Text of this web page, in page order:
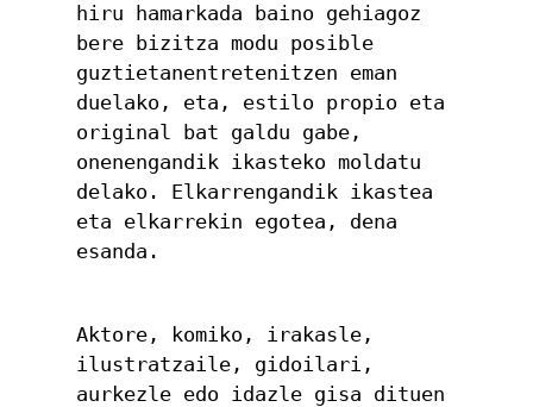
hiru hamarkada baino gehiagoz
bere bizitza modu posible
guztietanentretenitzen eman
duelako, eta, estilo propio eta
original bat galdu gabe,
onenengandik ikasteko moldatu
delako. Elkarrengandik ikastea
eta elkarrekin egotea, dena
esanda.
Aktore, komiko, irakasle,
ilustratzaile, gidoilari,
aurkezle edo idazle gisa dituen